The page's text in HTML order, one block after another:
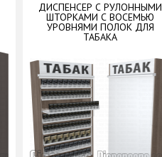
ДИСПЕНСЕР С РУЛОННЫМИ
ШТОРКАМИ С ВОСЕМЬЮ
УРОВНЯМИ ПОЛОК ДЛЯ
ТАБАКА